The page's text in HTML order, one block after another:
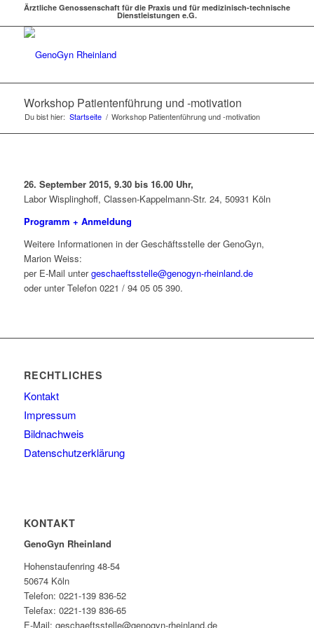
Ärztliche Genossenschaft für die Praxis und für medizinisch-technische
Dienstleistungen e.G.
Workshop Patientenführung und -motivation
Du bist hier: Startseite / Workshop Patientenführung und -motivation
26. September 2015, 9.30 bis 16.00 Uhr,
Labor Wisplinghoff, Classen-Kappelmann-Str. 24, 50931 Köln
Programm + Anmeldung
Weitere Informationen in der Geschäftsstelle der GenoGyn,
Marion Weiss:
per E-Mail untergeschaeftsstelle@genogyn-rheinland.de
oder unter Telefon 0221 / 94 05 05 390.
RECHTLICHES
Kontakt
Impressum
Bildnachweis
Datenschutzerklärung
KONTAKT
GenoGyn Rheinland
Hohenstaufenring 48-54
50674 Köln
Telefon: 0221-139 836-52
Telefax: 0221-139 836-65
E-Mail: geschaeftsstelle@genogyn-rheinland.de